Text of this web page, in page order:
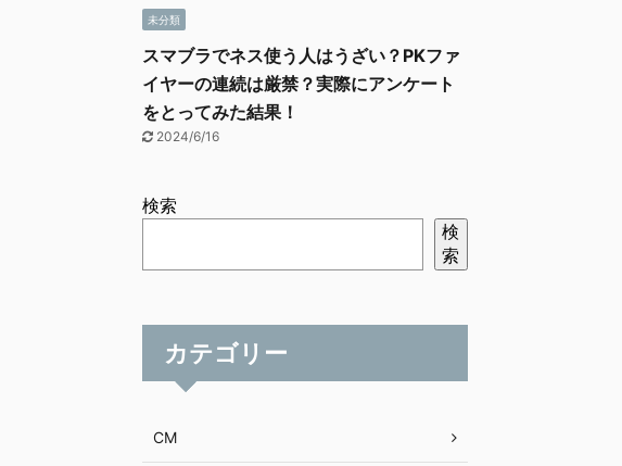
未分類
スマブラでネス使う人はうざい？PKファ
イヤーの連続は厳禁？実際にアンケート
をとってみた結果！
2024/6/16
検索
検
索
カテゴリー
CM